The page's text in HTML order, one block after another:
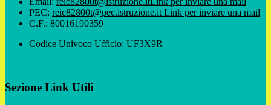
PEC: reic82800t@pec.istruzione.it Link per inviare una mail
C.F.: 80016190359
Codice Univoco Ufficio: UF3X9R
Sezione Link Utili